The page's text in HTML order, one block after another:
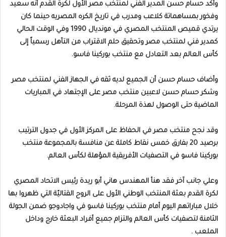
وأكد حسام حسن المدير الفني لمنتخب مصر الأول لكرة القدم أنه سعيد
وفخور بمساهماتة كلاعب ومدرب في تاريخ الكره المصريه حينما كان
يرتدي قميص المنتخب المصري في مونديال 1990 وفي الوقت الحالي
كمدير فني لمنتخب مصر وتحقيق حلم الاقتراب من التأهل رسمياً إلى
كأس العالم بعد التعادل مع منتخب بوركينا فاسو.
وأضاف حسام حسن أن الجميع لديه ثقه في الجهاز الفني لمنتخب مصر
وشكر حسام حسن لاعبين منتخب مصر على الإجتهاد في المباريات
الماضية حتى الوصول لهذة المرحلة.
وقد نجح منتخب مصر في الحفاظ على المركز الأول في جدول الترتيب
برصيد 20 بفارق خمس نقاط كاملة عن منافسة بالمجموعة منتخب
بوركينا فاسو في التصفيات الأفريقية المؤهلة لكأس العالم.
وعلي جانب آخر فقد هنأ المهندس هاني أبو ريدة رئيس الاتحاد المصري
لكرة القدم بعثة المنتخب الوطني الأول على الروح القتاليّة التي ظهروا بها
خلال مباراتهم اليوم أمام منتخب بوركينا فاسو في واجادوجو ضمن الجولة
الثامنة لتصفيات كأس العالم والتزام جميع أفراد البعثة خارج وداخل
الملعب .